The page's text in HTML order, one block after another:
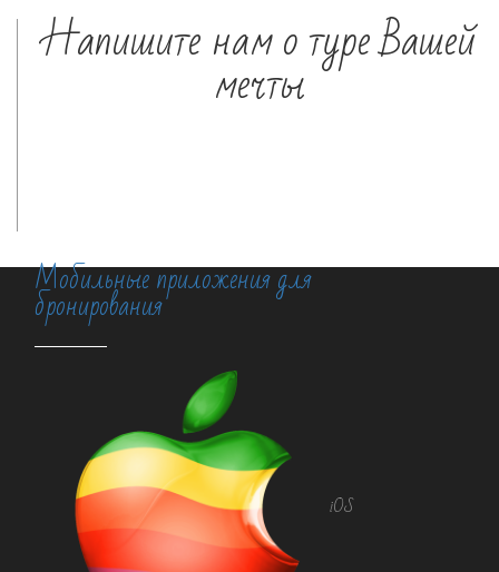
Напишите нам о туре Вашей
мечты
Мобильные приложения для
бронирования
iOS